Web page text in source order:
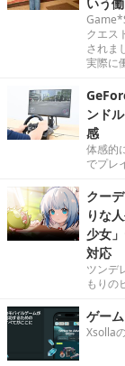
クエス
されま
実際に
ンド
感
体感的
でプレ
クー
りな
少女
対応
ツンデ
もりの
ゲー
Xsolla